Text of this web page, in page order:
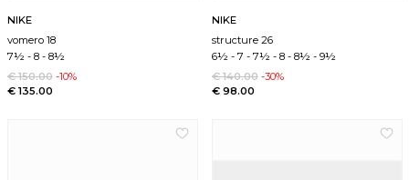
NIKE
vomero 18
7½ -8 -8½
€ 150.00 -10%
€ 135.00
NIKE
structure 26
6½ -7 -7½ -8 -8½ -9½
€ 140.00 -30%
€ 98.00